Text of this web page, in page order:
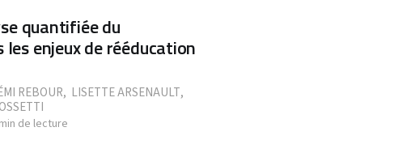
quantifiée du
enjeux de rééducation
REBOUR, LISETTE ARSENAULT,
de lecture